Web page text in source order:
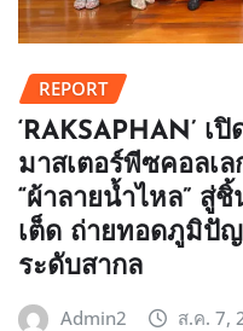
REPORT
‘RAKSAPHAN’
มาสเตอร์พีซคอลเ
“ผ้าลายน้ำไหล” สู่
เต็ด ถ่ายทอดภูมิปั
ระดับสากล
Admin2 ส.ค. 7,